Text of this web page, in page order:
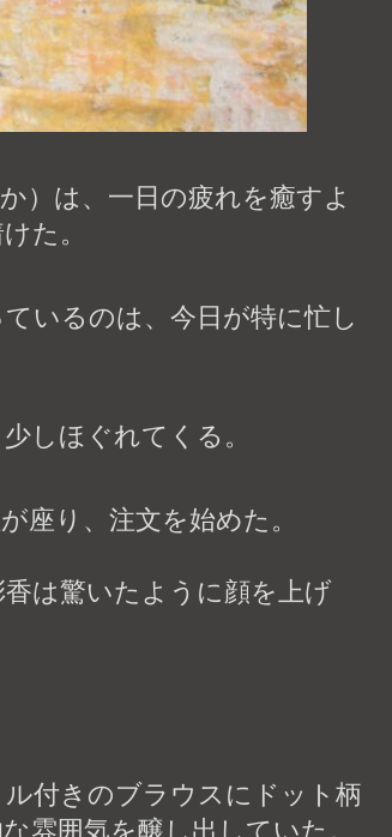
）は、一日の疲れを癒すよ
た。
いるのは、今日が特に忙し
しほぐれてくる。
座り、注文を始めた。
は驚いたように顔を上げ
付きのブラウスにドット柄
雰囲気を醸し出していた。